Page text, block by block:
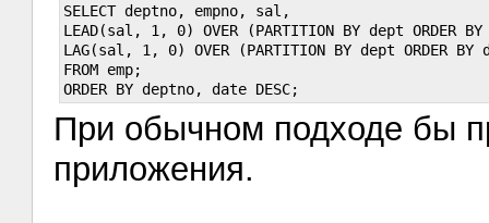
SELECT deptno, empno, sal,
LEAD(sal, 1, 0) OVER (PARTITION BY dept ORDER BY
LAG(sal, 1, 0) OVER (PARTITION BY dept ORDER BY
FROM emp;
При обычном подходе бы
приложения.